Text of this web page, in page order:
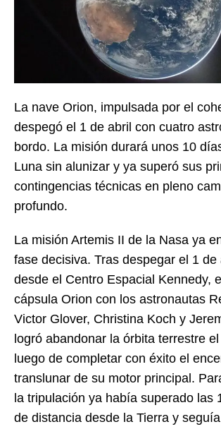
La nave Orion, impulsada por el
despegó el 1 de abril con cuatro
bordo. La misión durará unos 10
Luna sin alunizar y ya superó sus
contingencias técnicas en pleno
profundo.
La misión Artemis II de la Nasa ya
fase decisiva. Tras despegar el 1 de
desde el Centro Espacial Kennedy,
cápsula Orion con los astronautas
Victor Glover, Christina Koch y
logró abandonar la órbita terrestre
luego de completar con éxito el
translunar de su motor principal.
la tripulación ya había superado las
de distancia desde la Tierra y